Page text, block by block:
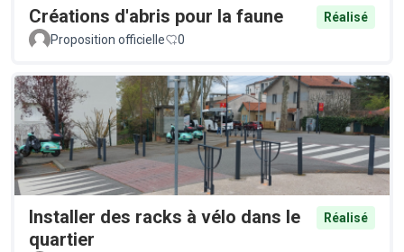
Créations d'abris pour la faune
Réalisé
Proposition officielle
0
Installer des racks à vélo dans le
quartier
Réalisé